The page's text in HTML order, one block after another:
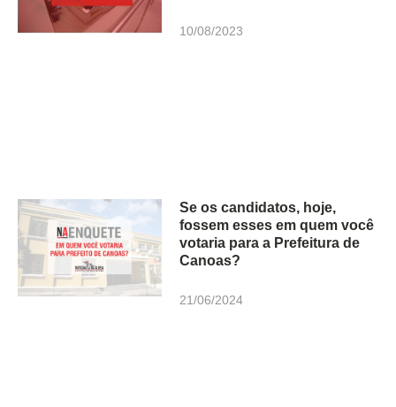
10/08/2023
Se os candidatos, hoje,
fossem esses em quem você
votaria para a Prefeitura de
Canoas?
21/06/2024